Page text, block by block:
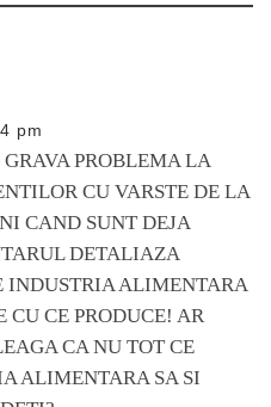
pm
PROBLEMA LA
CU VARSTE DE LA
CAND SUNT DEJA
DETALIAZA
INDUSTRIA ALIMENTARA
CU CE PRODUCE! AR
CA NU TOT CE
ALIMENTARA SA SI